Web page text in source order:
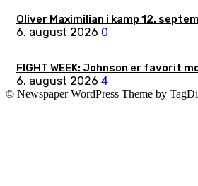
Oliver Maximilian i kamp 12.
6. august 2026 0
FIGHT WEEK: Johnson er favorit
6. august 2026 4
© Newspaper WordPress Theme by